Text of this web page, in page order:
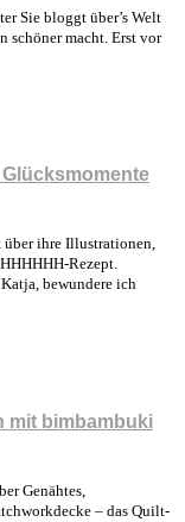
Sie bloggt über’s Welt
schöner macht. Erst vor
über ihre Illustrationen,
Rezept.
bewundere ich
mit bimbambuki
Genähtes,
– das Quilt-